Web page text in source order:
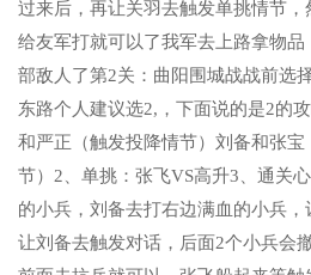
过来后，再让关羽去触发单挑情节
给友军打就可以了我军去上路拿物
部敌人了第2关：曲阳围城战战前选
东路个人建议选2,，下面说的是2的
和严正（触发投降情节）刘备和张
节）2、单挑：张飞VS高升3、通关
的小兵，刘备去打右边满血的小兵
让刘备去触发对话，后面2个小兵会